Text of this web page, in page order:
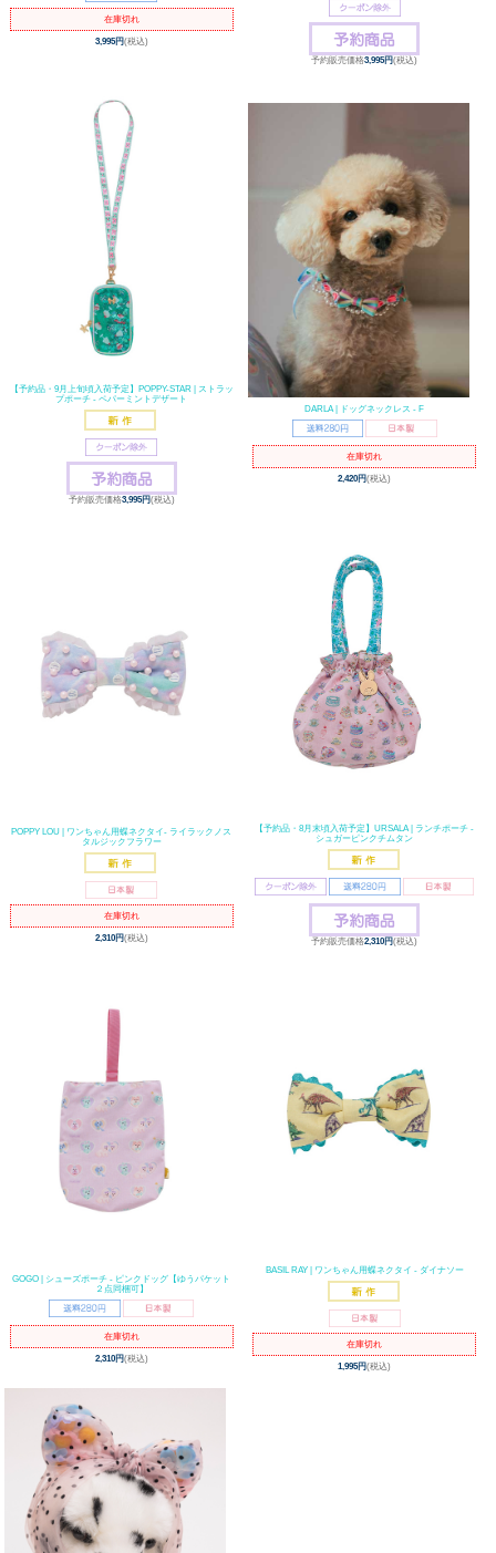
在庫切れ
3,995円(税込)
予約販売価格3,995円(税込)
【予約品・9月上旬頃入荷予定】POPPY-STAR | ストラッ
プポーチ - ペパーミントデザート
予約販売価格3,995円(税込)
DARLA | ドッグネックレス - F
在庫切れ
2,420円(税込)
POPPY LOU | ワンちゃん用蝶ネクタイ- ライラックノス
タルジックフラワー
在庫切れ
2,310円(税込)
【予約品・8月末頃入荷予定】URSALA | ランチポーチ -
シュガーピンクチムタン
予約販売価格2,310円(税込)
GOGO | シューズポーチ - ピンクドッグ【ゆうパケット
２点同梱可】
在庫切れ
2,310円(税込)
BASIL RAY | ワンちゃん用蝶ネクタイ - ダイナソー
在庫切れ
1,995円(税込)